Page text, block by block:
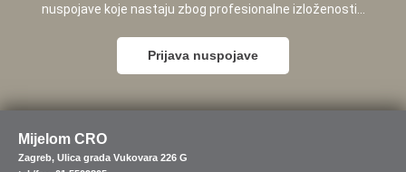
nuspojave koje nastaju zbog profesionalne izloženosti...
Prijava nuspojave
Mijelom CRO
Zagreb, Ulica grada Vukovara 226 G